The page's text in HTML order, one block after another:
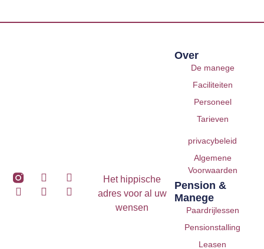
Over
De manege
Faciliteiten
Personeel
Tarieven
privacybeleid
Algemene
Voorwaarden
Pension &
Manege
Paardrijlessen
Pensionstalling
Leasen
Het hippische
adres voor al uw
wensen